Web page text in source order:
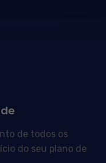
de todos os
do seu plano de